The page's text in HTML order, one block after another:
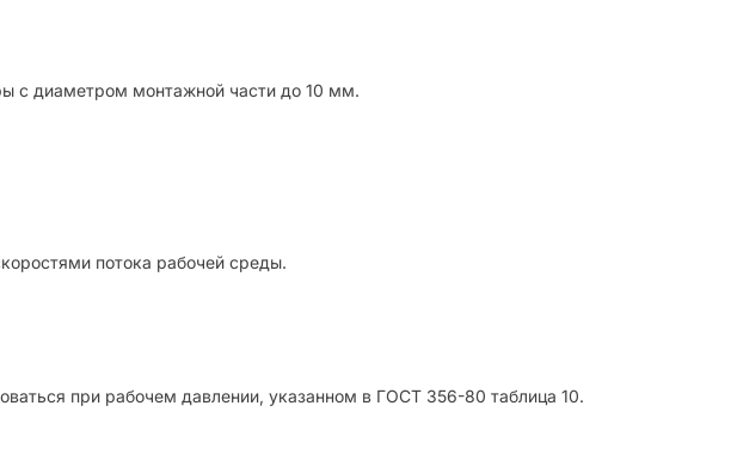
с диаметром монтажной части до 10 мм.
потока рабочей среды.
при рабочем давлении, указанном в ГОСТ 356-80 таблица 10.